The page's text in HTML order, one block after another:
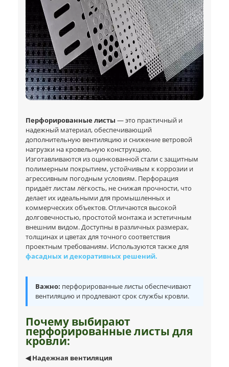
Перфорированные листы — это практичный и
надежный материал, обеспечивающий
дополнительную вентиляцию и снижение ветровой
нагрузки на кровельную конструкцию.
Изготавливаются из оцинкованной стали с защитным
полимерным покрытием, устойчивым к коррозии и
агрессивным погодным условиям. Перфорация
придаёт листам лёгкость, не снижая прочности, что
делает их идеальными для промышленных и
коммерческих объектов. Отличаются высокой
долговечностью, простотой монтажа и эстетичным
внешним видом. Доступны в различных размерах,
толщинах и цветах для точного соответствия
проектным требованиям. Используются также для
фасадных и декоративных решений.
Важно: перфорированные листы обеспечивают
вентиляцию и продлевают срок службы кровли.
Почему выбирают
перфорированные листы для
кровли:
◀ Надежная вентиляция